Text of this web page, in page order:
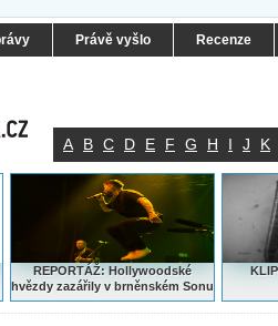
Právě vyšlo Recenze
A B C D E F G H I J K
REPORTÁŽ: Hollywoodské
hvězdy zazářily v brněnském Sonu